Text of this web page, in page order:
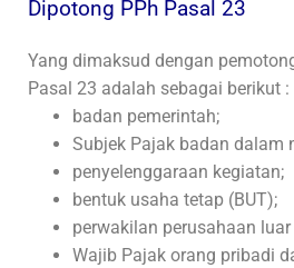
Dipotong PPh Pasal 23
Yang dimaksud dengan
Pasal 23 adalah sebagai berikut :
badan pemerintah;
Subjek Pajak badan dalam
penyelenggaraan kegiatan;
bentuk usaha tetap (BUT);
perwakilan perusahaan
Wajib Pajak orang pribadi